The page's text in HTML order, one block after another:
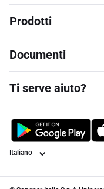
Prodotti
Documenti
Ti serve aiuto?
Lingua